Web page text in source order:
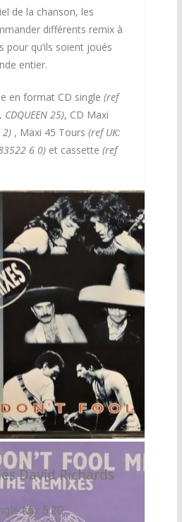
de la chanson, les
différents remix à
pour qu’ils soient joués
entier.
en format CD single (ref
25), CD Maxi
2), Maxi 45 Tours (ref UK:
6 0)et cassette (ref
David Richards
Mix 5:20